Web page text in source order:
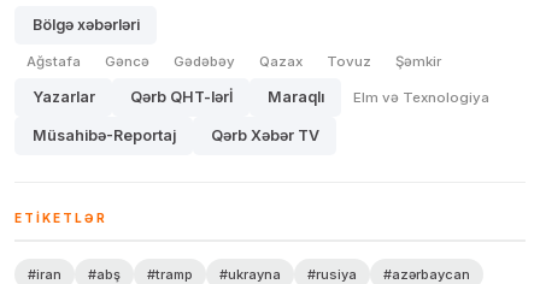
Bölgə xəbərləri
Ağstafa Gəncə Gədəbəy Qazax Tovuz Şəmkir
Yazarlar Qərb QHT-lərİ Maraqlı Elm və Texnologiya
Müsahibə-Reportaj Qərb Xəbər TV
ETIKETLƏR
#iran #abş #tramp #ukrayna #rusiya
#azərbaycan